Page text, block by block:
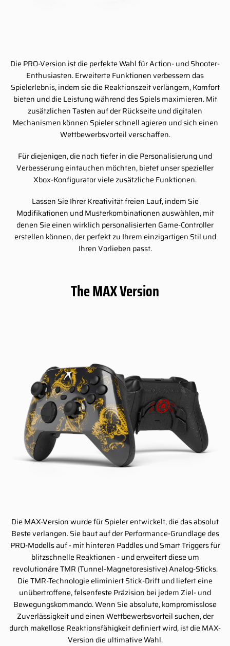
Die PRO-Version ist die perfekte Wahl für Action- und Shooter-
Enthusiasten. Erweiterte Funktionen verbessern das
Spielerlebnis, indem sie die Reaktionszeit verlängern, Komfort
bieten und die Leistung während des Spiels maximieren. Mit
zusätzlichen Tasten auf der Rückseite und digitalen
Mechanismen können Spieler schnell agieren und sich einen
Wettbewerbsvorteil verschaffen.
Für diejenigen, die noch tiefer in die Personalisierung und
Verbesserung eintauchen möchten, bietet unser spezieller
Xbox-Konfigurator viele zusätzliche Funktionen.
Lassen Sie Ihrer Kreativität freien Lauf, indem Sie
Modifikationen und Musterkombinationen auswählen, mit
denen Sie einen wirklich personalisierten Game-Controller
erstellen können, der perfekt zu Ihrem einzigartigen Stil und
Ihren Vorlieben passt.
The MAX Version
Die MAX-Version wurde für Spieler entwickelt, die das absolut
Beste verlangen. Sie baut auf der Performance-Grundlage des
PRO-Modells auf - mit hinteren Paddles und Smart Triggers für
blitzschnelle Reaktionen - und erweitert diese um
revolutionäre TMR (Tunnel-Magnetoresistive) Analog-Sticks.
Die TMR-Technologie eliminiert Stick-Drift und liefert eine
unübertroffene, felsenfeste Präzision bei jedem Ziel- und
Bewegungskommando. Wenn Sie absolute, kompromisslose
Zuverlässigkeit und einen Wettbewerbsvorteil suchen, der
durch makellose Reaktionsfähigkeit definiert wird, ist die MAX-
Version die ultimative Wahl.